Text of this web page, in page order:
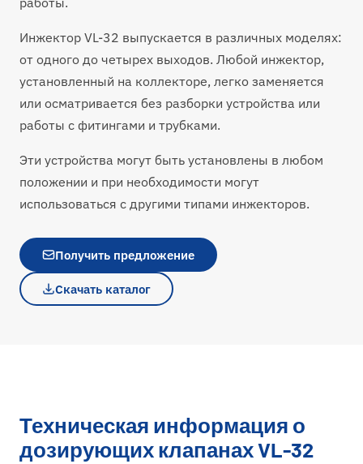
Инжектор VL-32 выпускается в различных моделях:
от одного до четырех выходов. Любой инжектор,
установленный на коллекторе, легко заменяется
или осматривается без разборки устройства или
работы с фитингами и трубками.
Эти устройства могут быть установлены в любом
положении и при необходимости могут
использоваться с другими типами инжекторов.
Получить предложение
Скачать каталог
Техническая информация о
дозирующих клапанах VL-32